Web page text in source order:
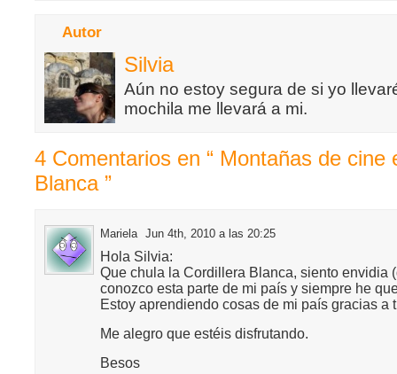
Autor
Silvia
Aún no estoy segura de si yo
mochila me llevará a mi.
4 Comentarios en “ Montañas de cine
Blanca ”
Mariela Jun 4th, 2010 a las 20:25
Hola Silvia:
Que chula la Cordillera Blanca, siento envidia
conozco esta parte de mi país y siempre he
Estoy aprendiendo cosas de mi país gracias a
Me alegro que estéis disfrutando.
Besos